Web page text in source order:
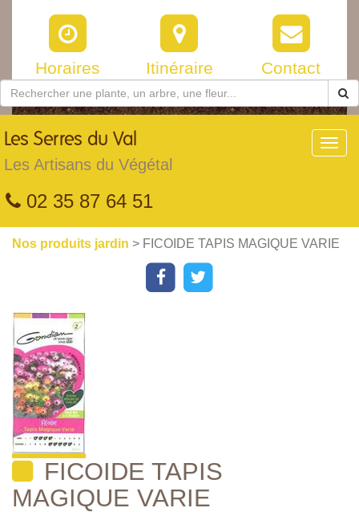
Horaires Itinéraire Contact
Les Serres du Val
Les Artisans du Végétal
02 35 87 64 51
Nos produits jardin > FICOIDE TAPIS MAGIQUE VARIE
FICOIDE TAPIS
MAGIQUE VARIE